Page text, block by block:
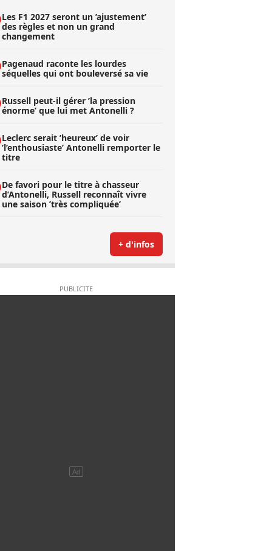
Les F1 2027 seront un ’ajustement’
des règles et non un grand
changement
Pagenaud raconte les lourdes
séquelles qui ont bouleversé sa vie
Russell peut-il gérer ’la pression
énorme’ que lui met Antonelli ?
Leclerc serait ’heureux’ de voir
’l’enthousiaste’ Antonelli remporter le
titre
De favori pour le titre à chasseur
d’Antonelli, Russell reconnaît vivre
une saison ’très compliquée’
+ d'infos